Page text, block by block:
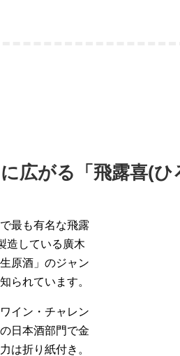
広がる「飛露喜(ひ
最も有名な飛露
造している廣木
原酒」のジャン
られています。
イン・チャレン
日本酒部門で金
は折り紙付き。